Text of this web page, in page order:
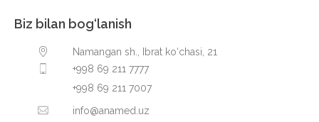
Biz bilan bog‘lanish
Namangan sh., Ibrat ko‘chasi, 21
+998 69 211 7777
+998 69 211 7007
info@anamed.uz